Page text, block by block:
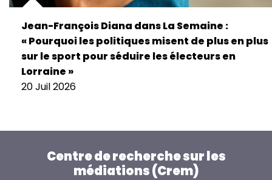
Jean-François Diana dans La Semaine :
« Pourquoi les politiques misent de plus en plus
sur le sport pour séduire les électeurs en
Lorraine »
20 Juil 2026
Centre de recherche sur les
médiations (Crem)